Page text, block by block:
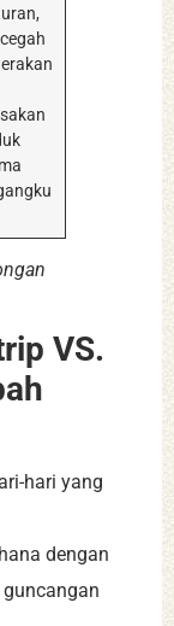
VS.
hari yang
dengan